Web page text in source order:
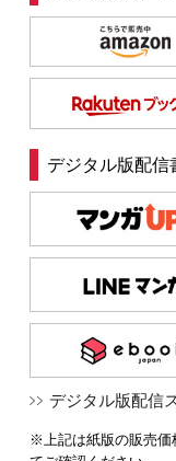
デジタル版配信
デジタル版配信
※上記は紙版の販売価